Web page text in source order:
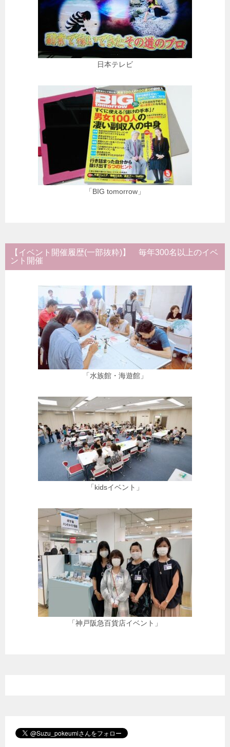
日本テレビ
「BIG tomorrow」
【イベント開催履歴(一部抜粋)】 毎年300名以上のイベ
ント開催
「水族館・海遊館」
「kidsイベント」
「神戸阪急百貨店イベント」